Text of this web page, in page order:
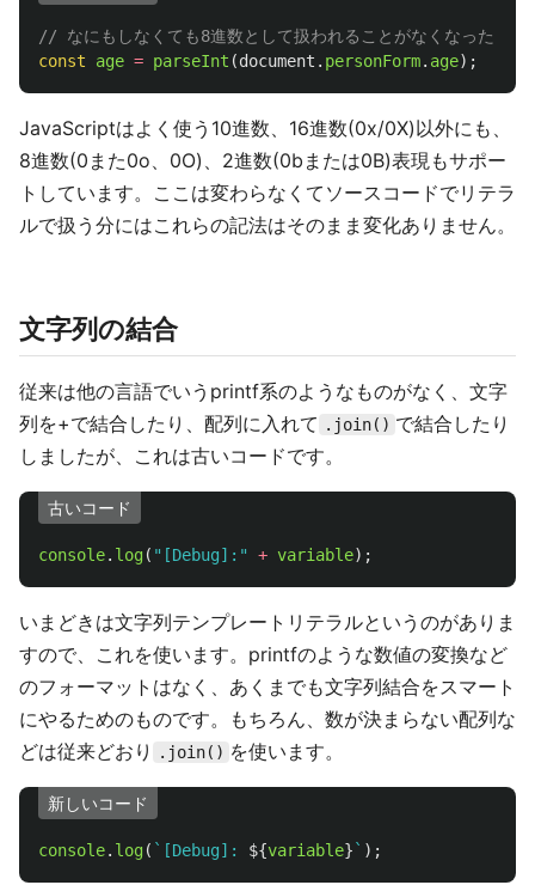
// なにもしなくても8進数として扱われることがなくなった
const
age = parseInt (document . personForm. age);
JavaScriptはよく使う10進数、16進数(0x/0X)以外にも、
8進数(0また0o、0O)、2進数(0bまたは0B)表現もサポー
トしています。ここは変わらなくてソースコードでリテラ
ルで扱う分にはこれらの記法はそのまま変化ありません。
文字列の結合
従来は他の言語でいうprintf系のようなものがなく、文字
列を+で結合したり、配列に入れて .join() で結合したり
しましたが、これは古いコードです。
古いコード
console. log( " [Debug]: " + variable);
いまどきは文字列テンプレートリテラルというのがありま
すので、これを使います。printfのような数値の変換など
のフォーマットはなく、あくまでも文字列結合をスマート
にやるためのものです。もちろん、数が決まらない配列な
どは従来どおり
.join() を使います。
新しいコード
console. log( `[Debug]: ${variable} ` );